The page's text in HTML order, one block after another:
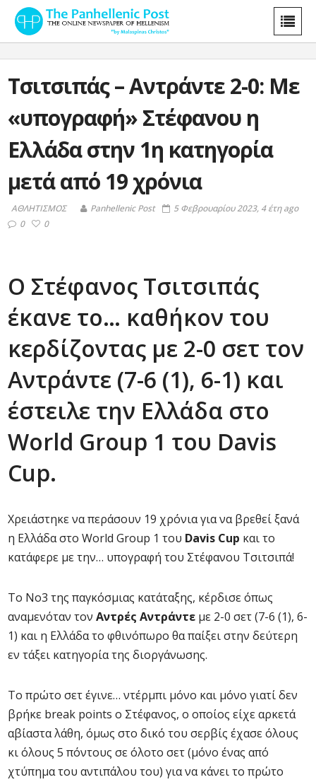
Τσιτσιπάς – Αντράντε 2-0: Με
«υπογραφή» Στέφανου η
Ελλάδα στην 1η κατηγορία
μετά από 19 χρόνια
ΑΘΛΗΤΙΣΜΟΣ Panhellenic Post
5 Φεβρουαρίου 2023, 4 έτη ago
0
0
Ο Στέφανος Τσιτσιπάς
έκανε το… καθήκον του
κερδίζοντας με 2-0 σετ τον
Αντράντε (7-6 (1), 6-1) και
έστειλε την Ελλάδα στο
World Group 1 του Davis
Cup.
Χρειάστηκε να περάσουν 19 χρόνια για να βρεθεί ξανά
η Ελλάδα στο World Group 1 του Davis Cup και το
κατάφερε με την… υπογραφή του Στέφανου Τσιτσιπά!
Το Νο3 της παγκόσμιας κατάταξης, κέρδισε όπως
αναμενόταν τον Αντρές Αντράντε με 2-0 σετ (7-6 (1), 6-
1) και η Ελλάδα το φθινόπωρο θα παίξει στην δεύτερη
εν τάξει κατηγορία της διοργάνωσης.
Το πρώτο σετ έγινε… ντέρμπι μόνο και μόνο γιατί δεν
βρήκε break points ο Στέφανος, ο οποίος είχε αρκετά
αβίαστα λάθη, όμως στο δικό του σερβίς έχασε όλους
κι όλους 5 πόντους σε όλοτο σετ (μόνο ένας από
χτύπημα του αντιπάλου του) για να κάνει το πρώτο